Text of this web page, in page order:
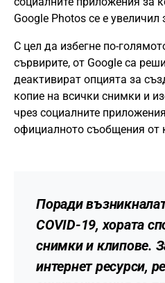
Google Photos се е увеличил
С цел да избегне по-
сървирите, от Google са
деактивират опцията за
копие на всички снимки и
чрез социалните
официалното съобщения от
Поради
COVID-19, хората
снимки и клипове.
интернет ресурси,